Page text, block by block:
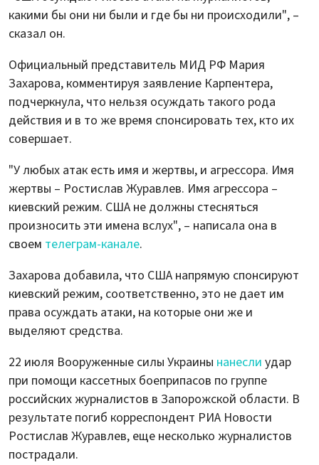
какими бы они ни были и где бы ни происходили", –
сказал он.
Официальный представитель МИД РФ Мария
Захарова, комментируя заявление Карпентера,
подчеркнула, что нельзя осуждать такого рода
действия и в то же время спонсировать тех, кто их
совершает.
"У любых атак есть имя и жертвы, и агрессора. Имя
жертвы – Ростислав Журавлев. Имя агрессора –
киевский режим. США не должны стесняться
произносить эти имена вслух", – написала она в
своем телеграм-канале.
Захарова добавила, что США напрямую спонсируют
киевский режим, соответственно, это не дает им
права осуждать атаки, на которые они же и
выделяют средства.
22 июля Вооруженные силы Украины нанесли удар
при помощи кассетных боеприпасов по группе
российских журналистов в Запорожской области. В
результате погиб корреспондент РИА Новости
Ростислав Журавлев, еще несколько журналистов
пострадали.